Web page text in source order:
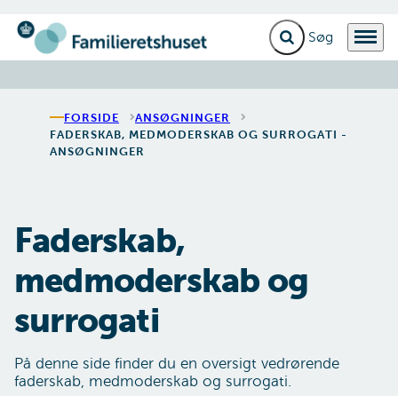
Gå til forsiden Fold søgefelt ud
Menu
FORSIDE
ANSØGNINGER
FADERSKAB, MEDMODERSKAB OG SURROGATI -
ANSØGNINGER
Faderskab,
medmoderskab og
surrogati
På denne side finder du en oversigt vedrørende
faderskab, medmoderskab og surrogati.